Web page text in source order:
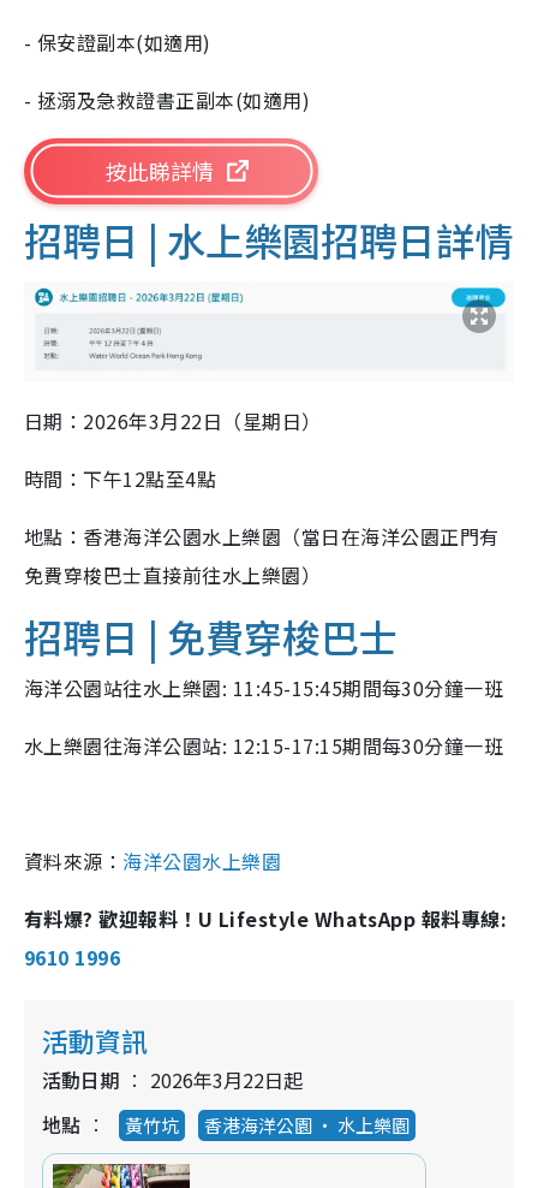
- 保安證副本(如適用)
- 拯溺及急救證書正副本(如適用)
按此睇詳情
招聘日 | 水上樂園招聘日詳情
日期：2026年3月22日（星期日）
時間：下午12點至4點
地點：香港海洋公園水上樂園（當日在海洋公園正門有
免費穿梭巴士直接前往水上樂園）
招聘日 | 免費穿梭巴士
海洋公園站往水上樂園: 11:45-15:45期間每30分鐘一班
水上樂園往海洋公園站: 12:15-17:15期間每30分鐘一班
資料來源： 海洋公園水上樂園
有料爆? 歡迎報料！U Lifestyle WhatsApp 報料專線:
9610 1996
活動資訊
活動日期
2026年3月22日起
地點
黃竹坑 香港海洋公園 ‧ 水上樂園